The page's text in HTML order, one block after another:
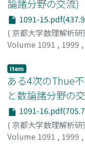
論諸分野の交流)
1091-
( 京都大学数理解析研
Volume 1091 , 1999 ,
Item
ある4次のThue
と数論諸分野の
1091-
( 京都大学数理解析研
Volume 1091 , 1999 ,